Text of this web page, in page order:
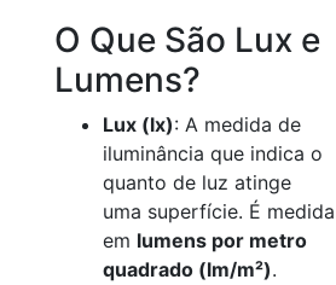
O Que São Lux e
Lumens?
Lux (lx): A medida de
iluminância que indica o
quanto de luz atinge
uma superfície. É medida
em lumens por metro
quadrado (lm/m²).